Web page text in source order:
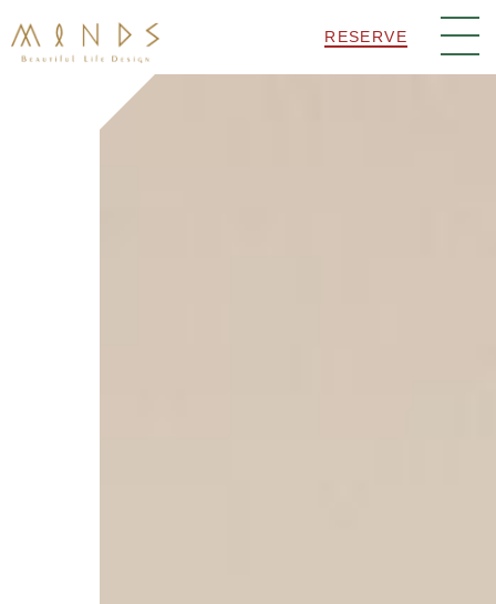
RESERVE